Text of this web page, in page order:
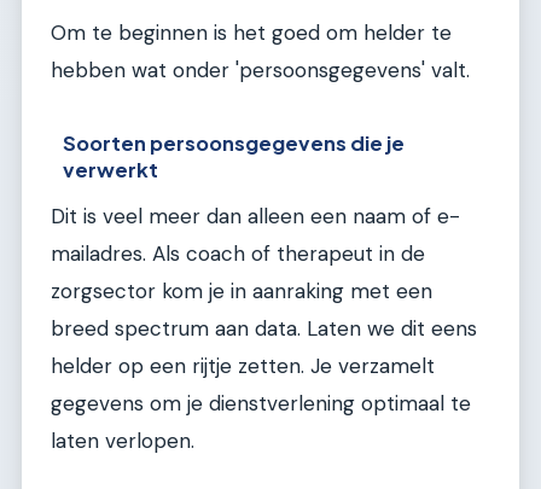
Om te beginnen is het goed om helder te
hebben wat onder 'persoonsgegevens' valt.
Soorten persoonsgegevens die je
verwerkt
Dit is veel meer dan alleen een naam of e-
mailadres. Als coach of therapeut in de
zorgsector kom je in aanraking met een
breed spectrum aan data. Laten we dit eens
helder op een rijtje zetten. Je verzamelt
gegevens om je dienstverlening optimaal te
laten verlopen.